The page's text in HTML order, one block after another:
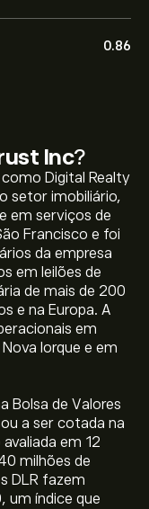
0.86
Inc?
Digital Realty
setor imobiliário,
em serviços de
Francisco e foi
da empresa
em leilões de
de mais de 200
e na Europa. A
em
Iorque e em
Bolsa de Valores
a ser cotada na
em 12
milhões de
DLR fazem
um índice que